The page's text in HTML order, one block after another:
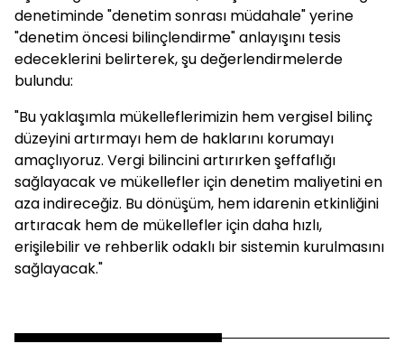
denetiminde "denetim sonrası müdahale" yerine
"denetim öncesi bilinçlendirme" anlayışını tesis
edeceklerini belirterek, şu değerlendirmelerde
bulundu:
"Bu yaklaşımla mükelleflerimizin hem vergisel bilinç
düzeyini artırmayı hem de haklarını korumayı
amaçlıyoruz. Vergi bilincini artırırken şeffaflığı
sağlayacak ve mükellefler için denetim maliyetini en
aza indireceğiz. Bu dönüşüm, hem idarenin etkinliğini
artıracak hem de mükellefler için daha hızlı,
erişilebilir ve rehberlik odaklı bir sistemin kurulmasını
sağlayacak."